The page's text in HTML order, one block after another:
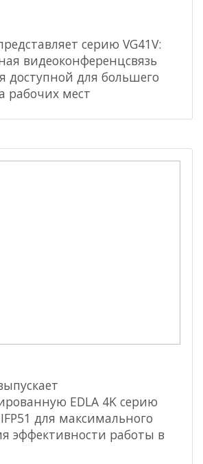
серию VG41V:
видеоконференцсвязь
доступной для большего
рабочих мест
EDLA 4K серию
для максимального
эффективности работы в